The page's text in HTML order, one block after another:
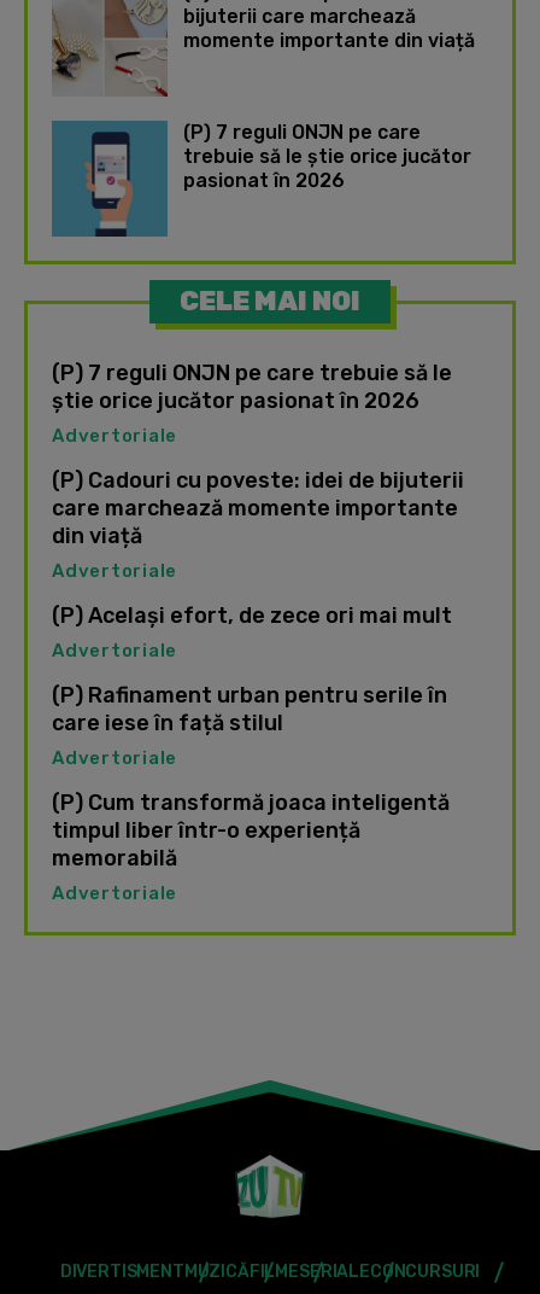
bijuterii care marchează
momente importante din viață
(P) 7 reguli ONJN pe care
trebuie să le știe orice jucător
pasionat în 2026
CELE MAI NOI
(P) 7 reguli ONJN pe care trebuie să le
știe orice jucător pasionat în 2026
Advertoriale
(P) Cadouri cu poveste: idei de bijuterii
care marchează momente importante
din viață
Advertoriale
(P) Același efort, de zece ori mai mult
Advertoriale
(P) Rafinament urban pentru serile în
care iese în față stilul
Advertoriale
(P) Cum transformă joaca inteligentă
timpul liber într-o experiență
memorabilă
Advertoriale
DIVERTISMENT MUZICĂFILMESERIALECONCURSURI